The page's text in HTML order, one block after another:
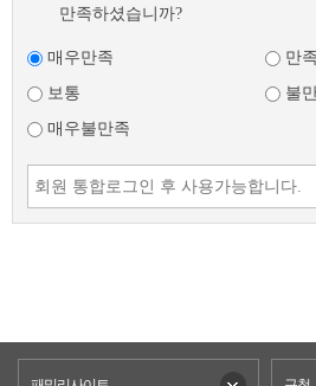
만족하셨습니까?
매우만족
만족
보통
불
매우불만족